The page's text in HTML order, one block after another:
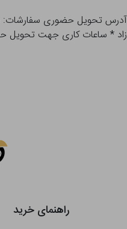
زاد * ساعات کاری جهت تحویل حضوری از
راهنمای خرید